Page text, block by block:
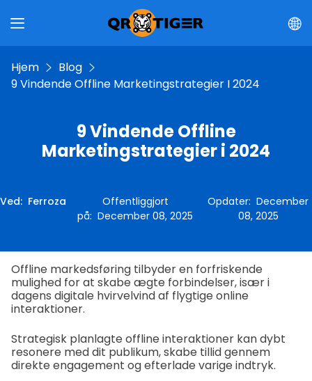
Hjem
Blog
9 Vindende Offline Marketingstrategier I 2024
9 Vindende Offline
Marketingstrategier i 2024
Ved: Ferroza
Offentliggjort
på:December 08, 2025
Opdater:December
08, 2025
Offline markedsføring tilbyder en forfriskende
mulighed for at skabe ægte forbindelser, især i
dagens digitale hvirvelvind af flygtige online
interaktioner.
Strategisk planlagte offline interaktioner kan dybt
resonere med dit publikum, skabe tillid gennem
direkte engagement og efterlade varige indtryk.